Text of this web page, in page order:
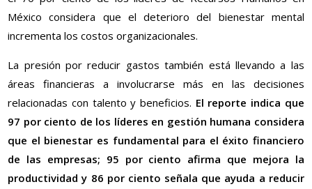
México considera que el deterioro del bienestar mental
incrementa los costos organizacionales.
La presión por reducir gastos también está llevando a las
áreas financieras a involucrarse más en las decisiones
relacionadas con talento y beneficios. El reporte indica que
97 por ciento de los líderes en gestión humana considera
que el bienestar es fundamental para el éxito financiero
de las empresas; 95 por ciento afirma que mejora la
productividad y 86 por ciento señala que ayuda a reducir